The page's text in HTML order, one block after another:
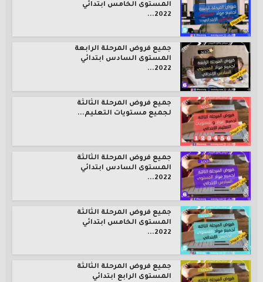
المستوى الخامس ابتدائي
2022...
جميع فروض المرحلة الرابعة
المستوى السادس ابتدائي
2022...
جميع فروض المرحلة الثالثة
لجميع مستويات التعليم...
جميع فروض المرحلة الثالثة
المستوى السادس ابتدائي
2022...
جميع فروض المرحلة الثالثة
المستوى الخامس ابتدائي
2022...
جميع فروض المرحلة الثالثة
المستوى الرابع ابتدائي